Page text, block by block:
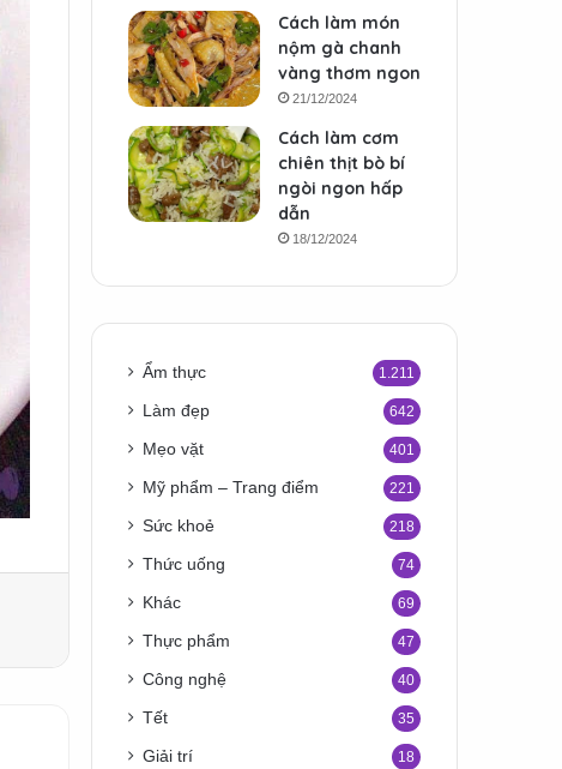
Cách làm món
nộm gà chanh
vàng thơm ngon
21/12/2024
Cách làm cơm
chiên thịt bò bí
ngòi ngon hấp
dẫn
18/12/2024
Ẩm thực 1.211
Làm đẹp 642
Mẹo vặt 401
Mỹ phẩm – Trang điểm 221
Sức khoẻ 218
Thức uống 74
Khác 69
Thực phẩm 47
Công nghệ 40
Tết 35
Giải trí 18